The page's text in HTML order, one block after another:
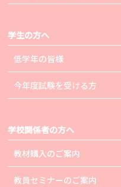
学生の方へ
低学年の皆様
今年度試験を受ける方
学校関係者の方へ
教材購入のご案内
教員セミナーのご案内